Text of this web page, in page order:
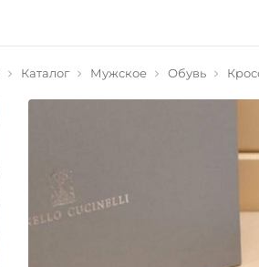
Каталог Мужское Обувь